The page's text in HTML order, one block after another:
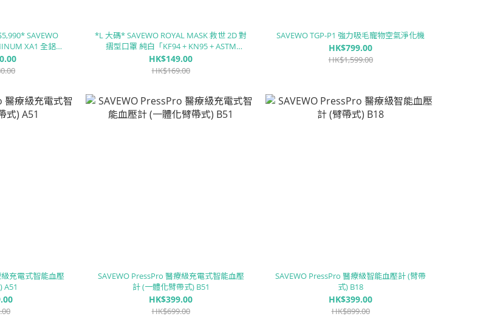
SAVEWO
XA1 全鋁合
輪椅
*L 大碼* SAVEWO ROYAL MASK 救世 2D 對
摺型口罩 純白「KF94 + KN95 + ASTM
LEVEL3 認證 」(30片獨立包裝/盒)
HK$149.00
HK$169.00
SAVEWO TGP-P1 強力吸毛寵物空氣淨化機
HK$799.00
HK$1,599.00
充電式智能血壓
A51
SAVEWO PressPro 醫療級充電式智能血壓
計 (一體化臂帶式) B51
HK$399.00
HK$699.00
SAVEWO PressPro 醫療級智能血壓計 (臂帶
式) B18
HK$399.00
HK$899.00